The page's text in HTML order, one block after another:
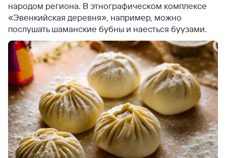
народом региона. В этнографическом комплексе
«Эвенкийская деревня», например, можно
послушать шаманские бубны и наесться буузами.